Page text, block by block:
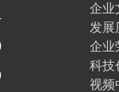
企业
发展
企业
科技
视频